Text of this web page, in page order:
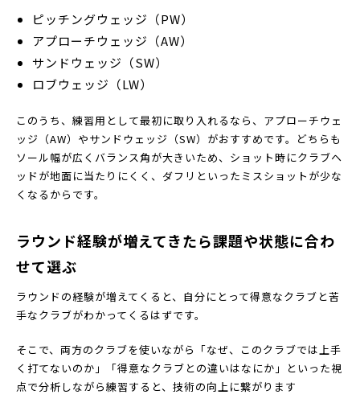
ピッチングウェッジ（PW）
アプローチウェッジ（AW）
サンドウェッジ（SW）
ロブウェッジ（LW）
このうち、練習用として最初に取り入れるなら、アプローチウェ
ッジ（AW）やサンドウェッジ（SW）がおすすめです。どちらも
ソール幅が広くバランス角が大きいため、ショット時にクラブヘ
ッドが地面に当たりにくく、ダフリといったミスショットが少な
くなるからです。
ラウンド経験が増えてきたら課題や状態に合わ
せて選ぶ
ラウンドの経験が増えてくると、自分にとって得意なクラブと苦
手なクラブがわかってくるはずです。
そこで、両方のクラブを使いながら「なぜ、このクラブでは上手
く打てないのか」「得意なクラブとの違いはなにか」といった視
点で分析しながら練習すると、技術の向上に繋がります